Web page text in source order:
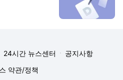
24시간 뉴스센터
공지사항
약관/정책